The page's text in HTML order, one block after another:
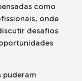
como
onde
desafios
puderam